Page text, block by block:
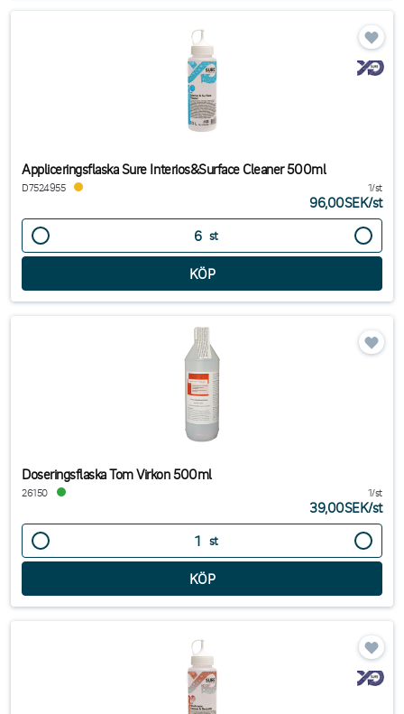
Appliceringsflaska Sure Interios&Surface Cleaner 500ml
D7524955 1/st
96,00SEK/st
st
Doseringsflaska Tom Virkon 500ml
26150 1/st
39,00SEK/st
st